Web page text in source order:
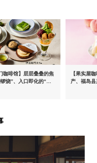
咖啡馆】层层叠叠的焦
烧”、入口即化的“宇
【果实屋
产、福岛